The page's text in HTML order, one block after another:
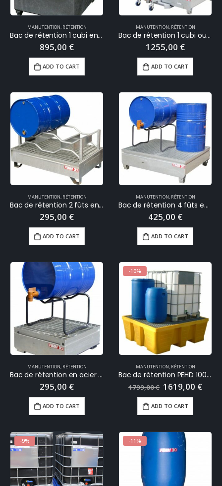
MANUTENTION, RÉTENTION
Bac de rétention 1 cubi en acier galvanisé 1000 Litres
895,00 €
ADD TO CART
MANUTENTION, RÉTENTION
Bac de rétention 1 cubi ou 8 fûts, en acier galvanisé 1000 Litres
1255,00 €
ADD TO CART
MANUTENTION, RÉTENTION
Bac de rétention 2 fûts en acier galvanisé 220 Litres
295,00 €
ADD TO CART
MANUTENTION, RÉTENTION
Bac de rétention 4 fûts en acier galvanisé 440 Litres
425,00 €
ADD TO CART
MANUTENTION, RÉTENTION
Bac de rétention en acier galvanisé 220 Litres
295,00 €
ADD TO CART
-10%
MANUTENTION, RÉTENTION
Bac de rétention PEHD 1000 Litres
1799,00€ 1619,00 €
ADD TO CART
-9% -11%